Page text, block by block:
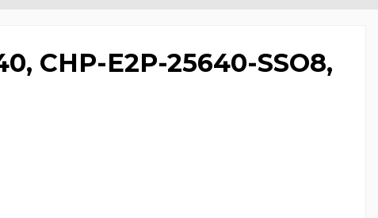
CHP-E2P-25640-SSO8,